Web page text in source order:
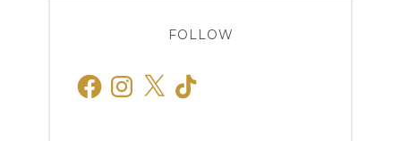
FOLLOW
FacebookInstagram
X TikTok